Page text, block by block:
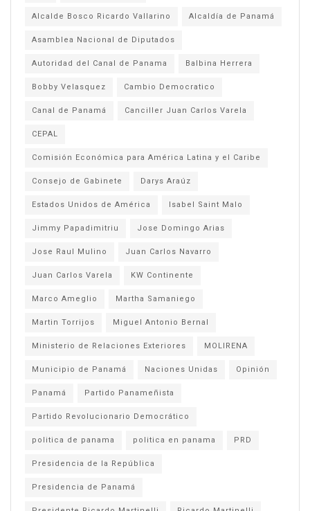
Alcalde Bosco Ricardo Vallarino Alcaldía de Panamá
Asamblea Nacional de Diputados
Autoridad del Canal de Panama Balbina Herrera
Bobby Velasquez Cambio Democratico
Canal de Panamá Canciller Juan Carlos Varela
CEPAL
Comisión Económica para América Latina y el Caribe
Consejo de Gabinete Darys Araúz
Estados Unidos de América Isabel Saint Malo
Jimmy Papadimitriu Jose Domingo Arias
Jose Raul Mulino Juan Carlos Navarro
Juan Carlos Varela KW Continente
Marco Ameglio Martha Samaniego
Martin Torrijos Miguel Antonio Bernal
Ministerio de Relaciones Exteriores MOLIRENA
Municipio de Panamá Naciones Unidas Opinión
Panamá Partido Panameñista
Partido Revolucionario Democrático
politica de panama politica en panama PRD
Presidencia de la República
Presidencia de Panamá